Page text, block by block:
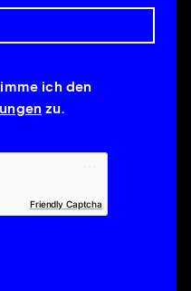
ich den
zu.
Friendly Captcha